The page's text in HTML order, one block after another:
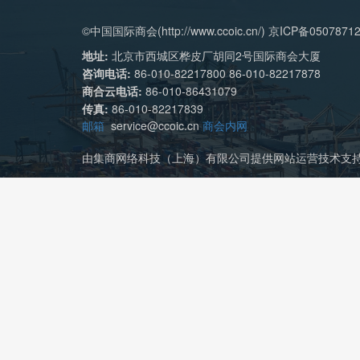
©中国国际商会(http://www.ccoic.cn/) 京ICP备
地址: 北京市西城区桦皮厂胡同2号国际商会大厦
咨询电话: 86-010-82217800 86-010-82217878
商合云电话: 86-010-86431079
传真: 86-010-82217839
邮箱 service@ccoic.cn商会内网
由集商网络科技（上海）有限公司提供网站运营技术支